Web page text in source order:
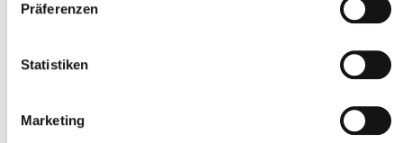
Präferenzen
Statistiken
Marketing
1